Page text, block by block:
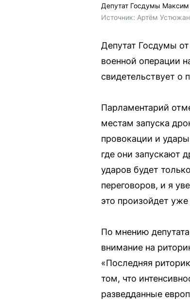
Депутат Госдумы
Источник: Артём
Депутат Госдумы
военной операции
свидетельствует о
Парламентарий
местам запуска
провокации и
где они запускают
ударов будет
переговоров, и я
это произойдет
По мнению
внимание на
«Последняя
том, что
разведданные